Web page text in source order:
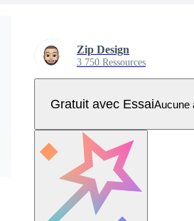
Zip Design
3 750 Ressources
Gratuit avec EssaiAucune